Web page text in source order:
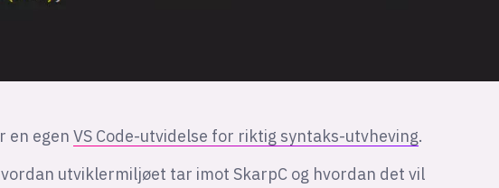
en egen VS Code-utvidelse for riktig syntaks-utvheving.
utviklermiljøet tar imot SkarpC og hvordan det vil